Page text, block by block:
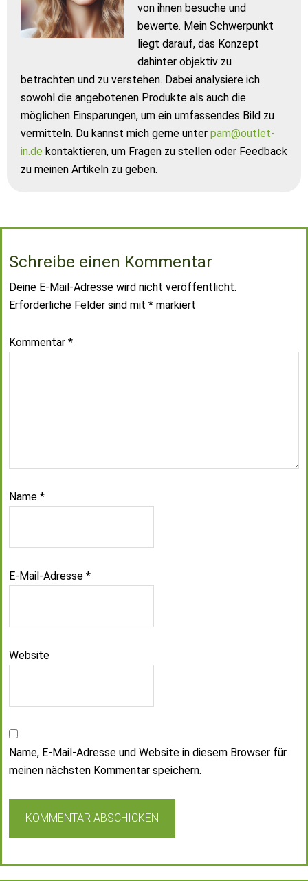
von ihnen besuche und
bewerte. Mein Schwerpunkt
liegt darauf, das Konzept
dahinter objektiv zu
betrachten und zu verstehen. Dabei analysiere ich
sowohl die angebotenen Produkte als auch die
möglichen Einsparungen, um ein umfassendes Bild zu
vermitteln. Du kannst mich gerne unter pam@outlet-
in.de kontaktieren, um Fragen zu stellen oder Feedback
zu meinen Artikeln zu geben.
Schreibe einen Kommentar
Deine E-Mail-Adresse wird nicht veröffentlicht.
Erforderliche Felder sind mit * markiert
Kommentar *
Name *
E-Mail-Adresse *
Website
Name, E-Mail-Adresse und Website in diesem Browser für
meinen nächsten Kommentar speichern.